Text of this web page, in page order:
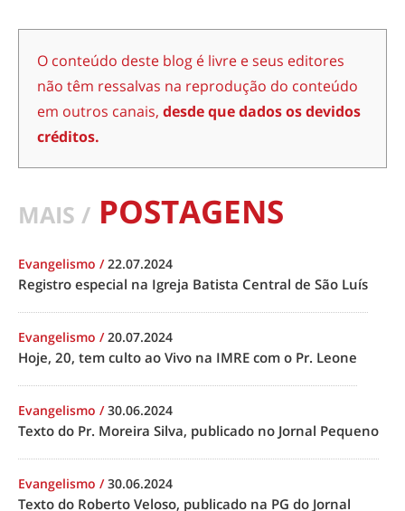
O conteúdo deste blog é livre e seus editores
não têm ressalvas na reprodução do conteúdo
em outros canais, desde que dados os devidos
créditos.
MAIS / POSTAGENS
Evangelismo /22.07.2024
Registro especial na Igreja Batista Central de São Luís
Evangelismo /20.07.2024
Hoje, 20, tem culto ao Vivo na IMRE com o Pr. Leone
Evangelismo /30.06.2024
Texto do Pr. Moreira Silva, publicado no Jornal Pequeno
Evangelismo /30.06.2024
Texto do Roberto Veloso, publicado na PG do Jornal